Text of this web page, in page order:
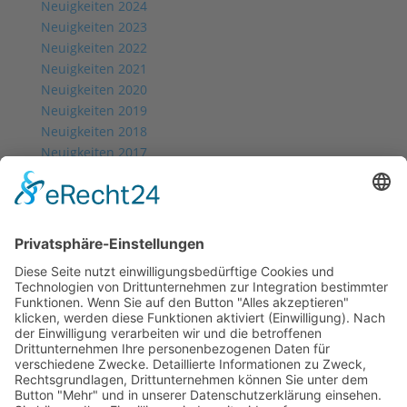
Neuigkeiten 2024
Neuigkeiten 2023
Neuigkeiten 2022
Neuigkeiten 2021
Neuigkeiten 2020
Neuigkeiten 2019
Neuigkeiten 2018
Neuigkeiten 2017
Neuigkeiten 2015
back
News 2024
News 2023
News 2022
News 2021
News 2020
News 2019